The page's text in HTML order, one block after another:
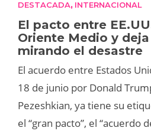
DESTACADA, INTERNACIONAL
El pacto entre
Oriente Medio y deja
mirando el desastre
El acuerdo entre Estados
18 de junio por Donald
Pezeshkian, ya tiene su
el “gran pacto”, el “acuerdo